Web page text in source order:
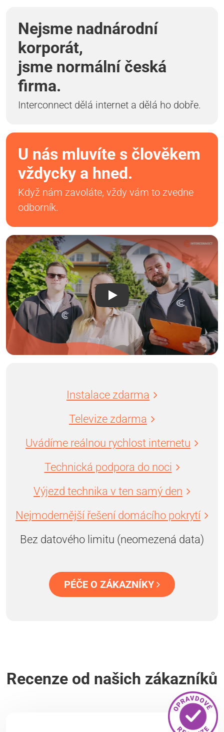
Nejsme nadnárodní
korporát,
jsme normální česká
firma.
Interconnect dělá internet a dělá ho dobře.
U nás mluvíte s člověkem
vždycky a hned.
Když nám zavoláte, vždy vám to zvedne
odborník.
Instalace zdarma
Televize zdarma
Uvádíme reálnou rychlost internetu
Technická podpora do noci
Výjezd technika v ten samý den
Nejmodernější řešení domácího pokrytí
Bez datového limitu (neomezená data)
PÉČE O ZÁKAZNÍKY
Recenze od našich zákazníků